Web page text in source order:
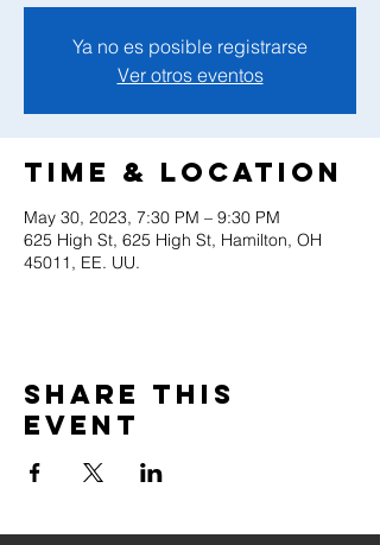
Ya no es posible registrarse
Ver otros eventos
Time & Location
May 30, 2023, 7:30 PM – 9:30 PM
625 High St, 625 High St, Hamilton, OH
45011, EE. UU.
Share this
event